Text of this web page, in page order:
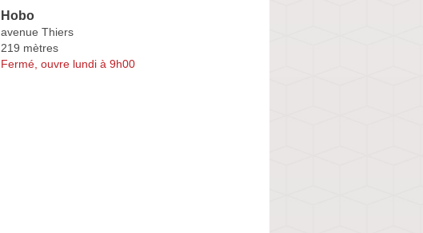
Hobo
avenue Thiers
219 mètres
Fermé, ouvre lundi à 9h00